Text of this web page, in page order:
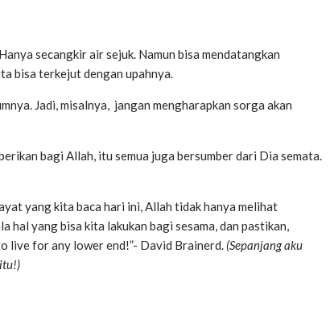
secangkir air sejuk. Namun bisa mendatangkan
bisa terkejut dengan upahnya.
Jadi, misalnya, jangan mengharapkan sorga akan
bagi Allah, itu semua juga bersumber dari Dia semata.
yang kita baca hari ini, Allah tidak hanya melihat
hal yang bisa kita lakukan bagi sesama, dan pastikan,
live for any lower end!”- David Brainerd. (Sepanjang aku